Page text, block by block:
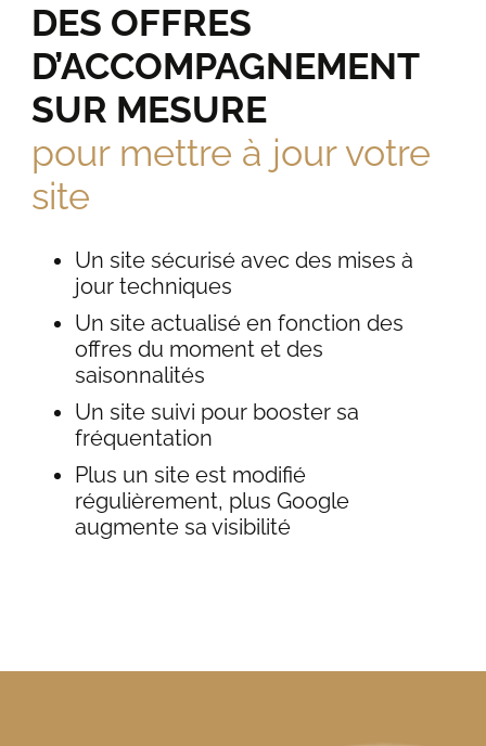
DES OFFRES
D’ACCOMPAGNEMENT
SUR MESURE
pour mettre à jour votre
site
Un site sécurisé avec des mises à
jour techniques
Un site actualisé en fonction des
offres du moment et des
saisonnalités
Un site suivi pour booster sa
fréquentation
Plus un site est modifié
régulièrement, plus Google
augmente sa visibilité